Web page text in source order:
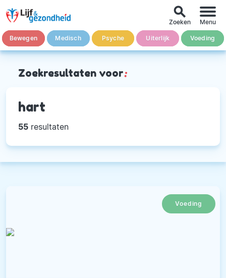
Bewegen Medisch Psyche Uiterlijk Voeding
search
Zoeken Menu
Zoekresultaten voor:
hart
55 resultaten
Voeding